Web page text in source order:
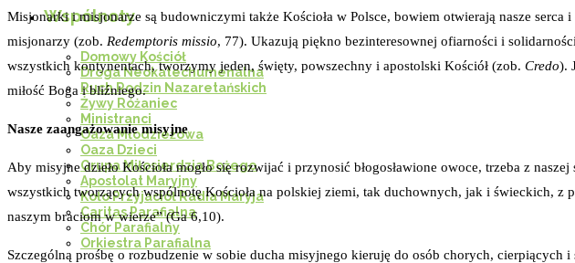
Wspólnoty
Domowy Kościół
Droga Neokatechumenalna
Ruch Rodzin Nazaretańskich
Żywy Różaniec
Ministranci
Oaza Młodzieżowa
Oaza Dzieci
Grupa Miłosierdzia Bożego
Apostolat Maryjny
Koło Przyjaciół Radia Maryja
Caritas Parafialna
Chór Parafialny
Orkiestra Parafialna
Misjonarki i misjonarze są budowniczymi także Kościoła w Polsce, bowiem otwierają nasze
misjonarzy (zob. Redemptoris missio, 77). Ukazują piękno bezinteresownej ofiarności i
wszystkich kontynentach, tworzymy jeden, święty, powszechny i apostolski Kościół (zob. Credo).
miłość Boga i bliźniego.
Nasze zaangażowanie misyjne
Aby misyjne dzieło Kościoła mogło się rozwijać i przynosić błogosławione owoce, trzeba z
wszystkich tworzących wspólnotę Kościoła na polskiej ziemi, tak duchownych, jak i świeckich,
naszym braciom w wierze” (Ga 6,10).
Szczególną prośbę o rozbudzenie w sobie ducha misyjnego kieruję do osób chorych,